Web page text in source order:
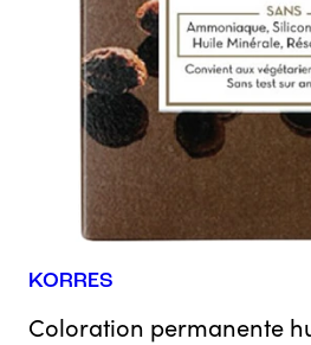
KORRES
Coloration permanente